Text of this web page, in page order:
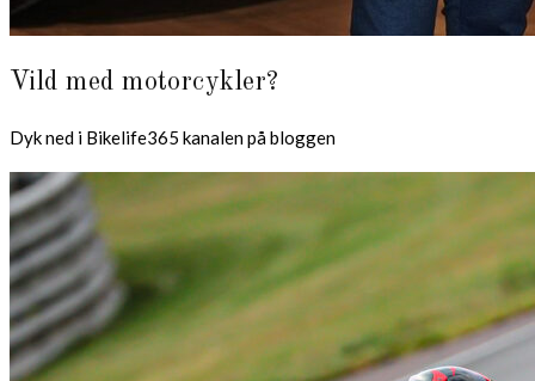
Vild med motorcykler?
Dyk ned i Bikelife365 kanalen på bloggen